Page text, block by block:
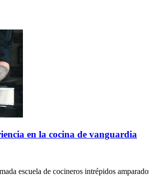
en la cocina de vanguardia
escuela de cocineros intrépidos